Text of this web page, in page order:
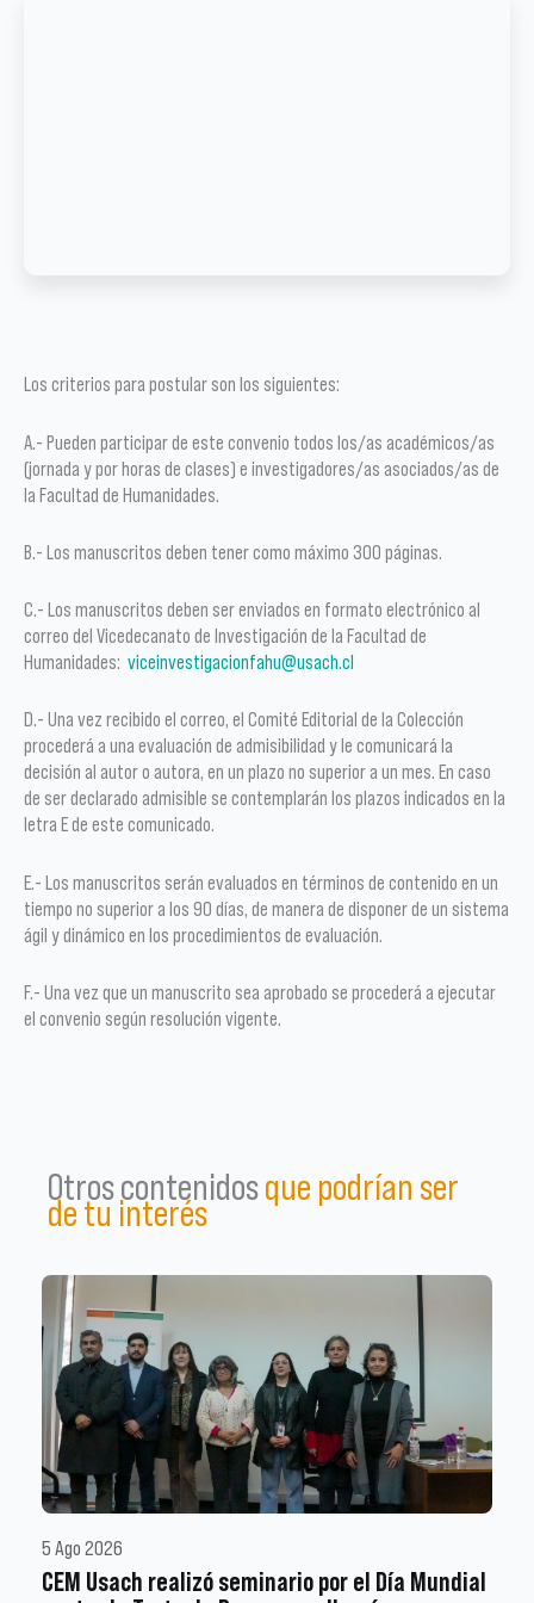
Los criterios para postular son los siguientes:
A.- Pueden participar de este convenio todos los/as académicos/as
(jornada y por horas de clases) e investigadores/as asociados/as de
la Facultad de Humanidades.
B.- Los manuscritos deben tener como máximo 300 páginas.
C.- Los manuscritos deben ser enviados en formato electrónico al
correo del Vicedecanato de Investigación de la Facultad de
Humanidades: viceinvestigacionfahu@usach.cl
D.- Una vez recibido el correo, el Comité Editorial de la Colección
procederá a una evaluación de admisibilidad y le comunicará la
decisión al autor o autora, en un plazo no superior a un mes. En caso
de ser declarado admisible se contemplarán los plazos indicados en la
letra E de este comunicado.
E.- Los manuscritos serán evaluados en términos de contenido en un
tiempo no superior a los 90 días, de manera de disponer de un sistema
ágil y dinámico en los procedimientos de evaluación.
F.- Una vez que un manuscrito sea aprobado se procederá a ejecutar
el convenio según resolución vigente.
Otros contenidosque podrían ser
de tu interés
5 Ago 2026
CEM Usach realizó seminario por el Día Mundial